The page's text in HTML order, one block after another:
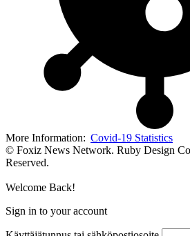
More Information: Covid-19 Statistics
© Foxiz News Network. Ruby Design
Reserved.
Welcome Back!
Sign in to your account